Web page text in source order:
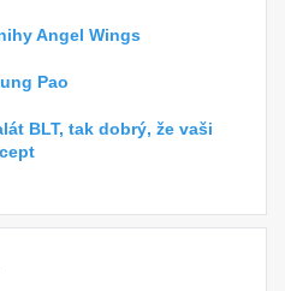
Angel Wings
Pao
BLT, tak dobrý, že vaši